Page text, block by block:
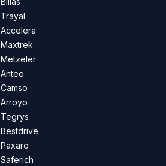
Trayal
Accelera
Maxtrek
Metzeler
Anteo
Camso
Arroyo
Tegrys
Bestdrive
Paxaro
Saferich